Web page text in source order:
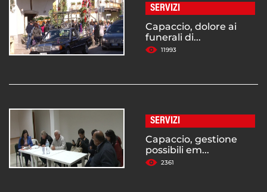
SERVIZI
Capaccio, dolore ai
funerali di...
11993
SERVIZI
Capaccio, gestione
possibili em...
2361